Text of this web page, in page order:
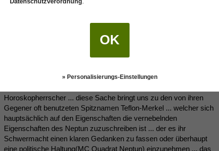
Ein weiterere wichtige Tatsache sind die vielen Neptunaspekte im
gestellt für Verworrenheit, Schwindel, Täuschung, Selbstbetrug,
Verschleierung in Quadrat zu ihrer Sonne, was ihren Willen, Ego,
Denken, Selbstausdruck vernebeln dürfte, auch das Sextil von
Neptun auf den Aszendenten wirkt für einen klaren Blick auf die
auch an der Konjunktion zur Himmelsmitte dem höchsten Punkt
Horoskopherrscher ... diese Sache bringt uns zu den von ihren
Gegener oft benutzeten Spitznamen Teflon-Merkel ... welcher sich
hauptsächlich auf den Eigenschaften die vernebelnden
Eigenschaften des Neptun zuzuschreiben ist ... der es ihr
Schwermacht einen klaren Gedanken zu fassen oder überhaupt
eine politische Haltung(MC Quadrat Neptun) einzunehmen ... das
OK
» Personalisierungs-Einstellungen